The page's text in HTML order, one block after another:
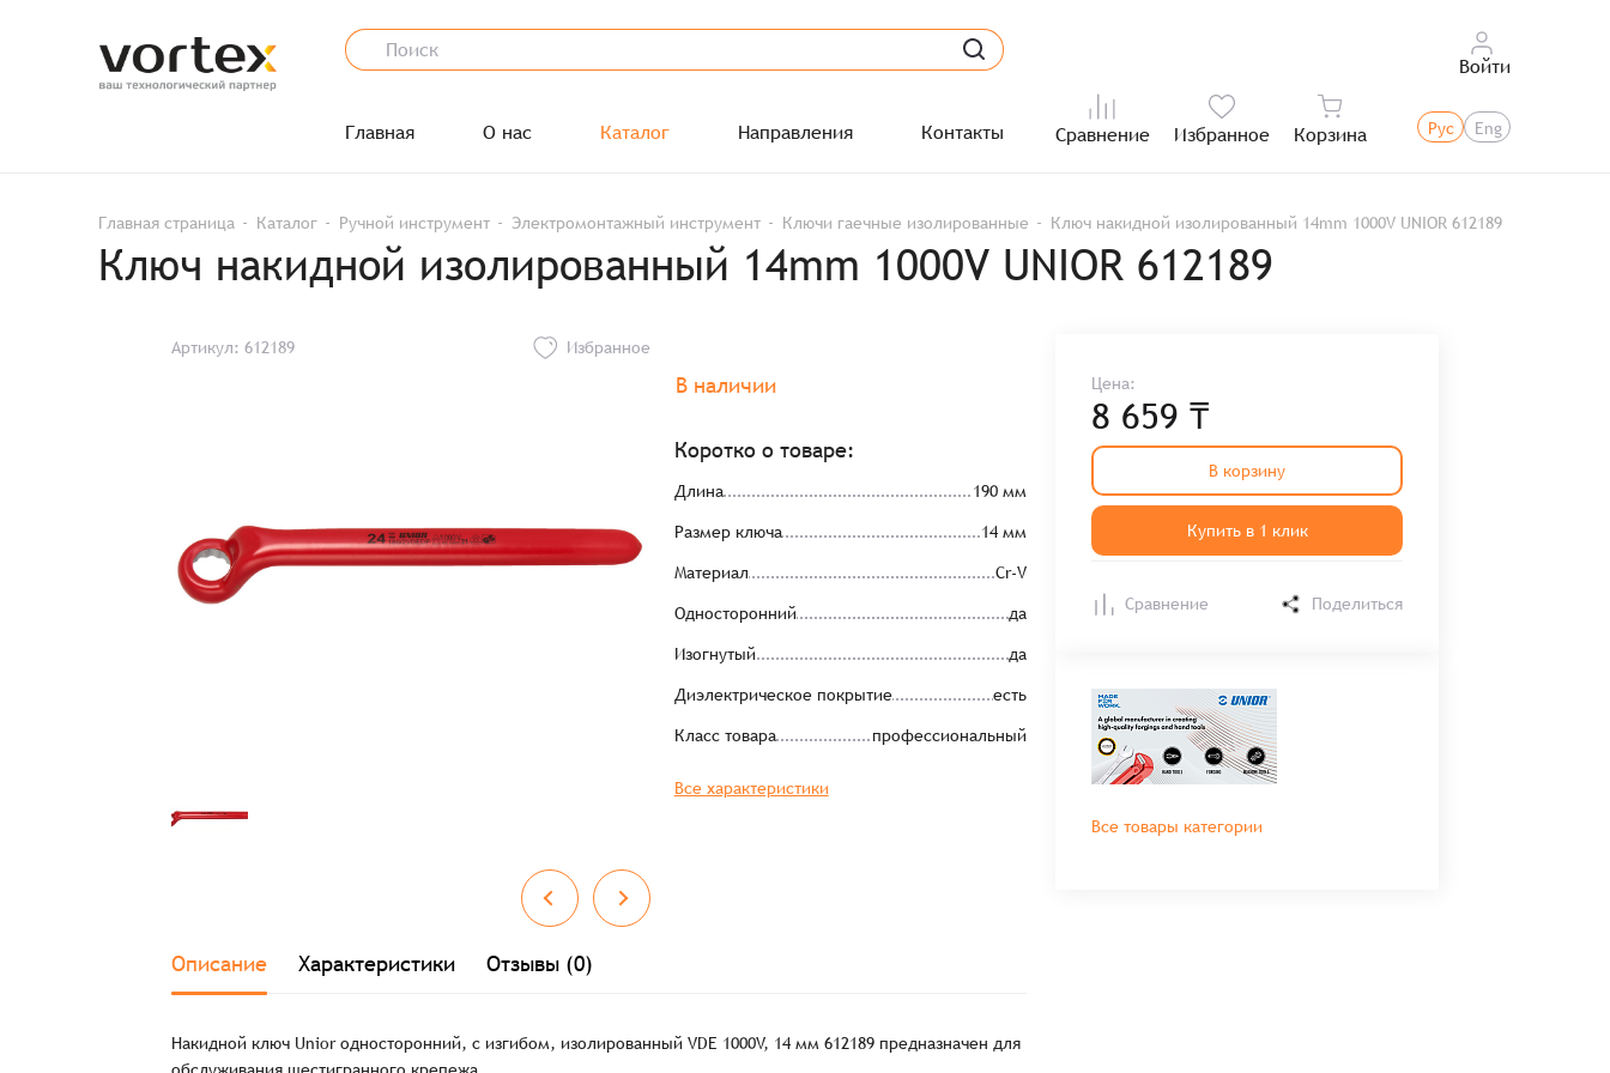
Войти
Главная О нас Каталог Направления Контакты Сравнение Избранное Корзина Рус Eng
Главная страница Каталог Ручной инструмент Электромонтажный инструмент Ключи гаечные изолированные Ключ накидной изолированный 14mm 1000V UNIOR 612189
Ключ накидной изолированный 14mm 1000V UNIOR 612189
Артикул: 612189 Избранное
В наличии
Коротко о товаре:
Длина 190 мм
Размер ключа 14 мм
Материал Cr-V
Односторонний да
Изогнутый да
Диэлектрическое покрытие есть
Класс товара профессиональный
Все характеристики
Цена:
8 659 ₸
В корзину
Купить в 1 клик
Сравнение Поделиться
Все товары категории
Описание Характеристики Отзывы (0)
Накидной ключ Unior односторонний, с изгибом, изолированный VDE 1000V, 14 мм 612189 предназначен для
обслуживания шестигранного крепежа.